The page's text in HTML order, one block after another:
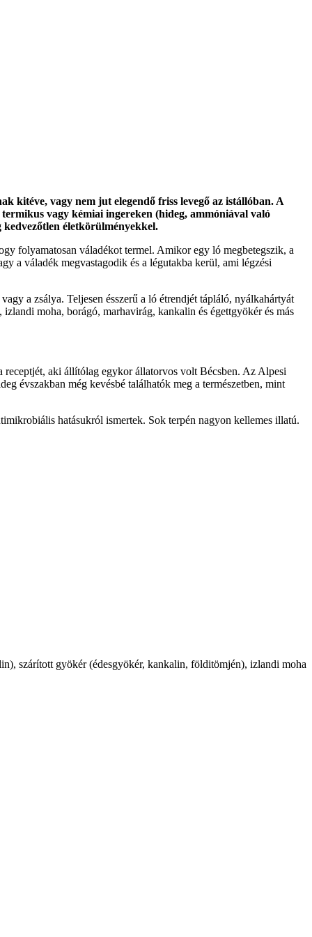
kitéve, vagy nem jut elegendő friss levegő az istállóban. A
vagy kémiai ingereken (hideg, ammóniával való
kedvezőtlen életkörülményekkel.
folyamatosan váladékot termel. Amikor egy ló megbetegszik, a
a váladék megvastagodik és a légutakba kerül, ami légzési
a zsálya. Teljesen ésszerű a ló étrendjét tápláló, nyálkahártyát
moha, borágó, marhavirág, kankalin és égettgyökér és más
aki állítólag egykor állatorvos volt Bécsben. Az Alpesi
évszakban még kevésbé találhatók meg a természetben, mint
hatásukról ismertek. Sok terpén nagyon kellemes illatú.
szárított gyökér (édesgyökér, kankalin, földitömjén), izlandi moha